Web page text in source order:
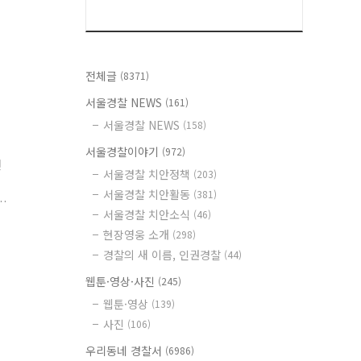
전체글 (8371)
서울경찰 NEWS (161)
서울경찰 NEWS (158)
서울경찰이야기 (972)
서울경찰 치안정책 (203)
서울경찰 치안활동 (381)
서울경찰 치안소식 (46)
현장영웅 소개 (298)
경찰의 새 이름, 인권경찰 (44)
웹툰·영상·사진 (245)
웹툰·영상 (139)
사진 (106)
우리동네 경찰서 (6986)